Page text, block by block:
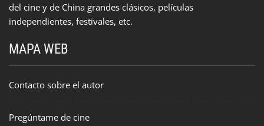
del cine y de China grandes clásicos, películas
independientes, festivales, etc.
MAPA WEB
Contacto sobre el autor
Pregúntame de cine